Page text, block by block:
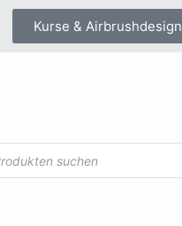
Kurse & Airbrushdesign